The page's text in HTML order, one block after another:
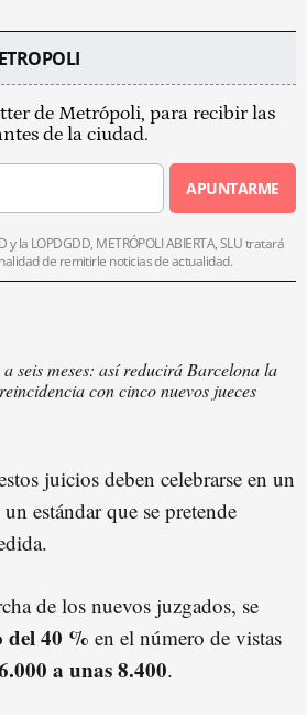
de Metrópoli, para recibir las
de la ciudad.
APUNTARME
la LOPDGDD, METRÓPOLI ABIERTA, SLU tratará
de remitirle noticias de actualidad.
seis meses: así reducirá Barcelona la
con cinco nuevos jueces
juicios deben celebrarse en un
un estándar que se pretende
de los nuevos juzgados, se
del 40 % en el número de vistas
a unas 8.400.